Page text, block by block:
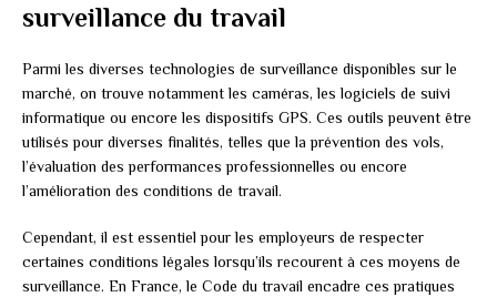
surveillance du travail
Parmi les diverses technologies de surveillance disponibles sur le
marché, on trouve notamment les caméras, les logiciels de suivi
informatique ou encore les dispositifs GPS. Ces outils peuvent être
utilisés pour diverses finalités, telles que la prévention des vols,
l’évaluation des performances professionnelles ou encore
l’amélioration des conditions de travail.
Cependant, il est essentiel pour les employeurs de respecter
certaines conditions légales lorsqu’ils recourent à ces moyens de
surveillance. En France, le Code du travail encadre ces pratiques